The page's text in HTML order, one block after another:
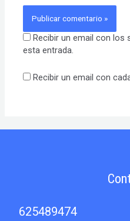
Recibir un email con los
esta entrada.
Recibir un email con
625489474